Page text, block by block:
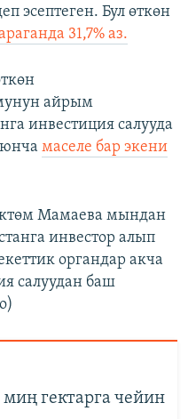
эсептеген. Бул өткөн
31,7% аз.
айрым
инвестиция салууда
маселе бар экени
Мамаева мындан
инвестор алып
органдар акча
салуудан баш
гектарга чейин